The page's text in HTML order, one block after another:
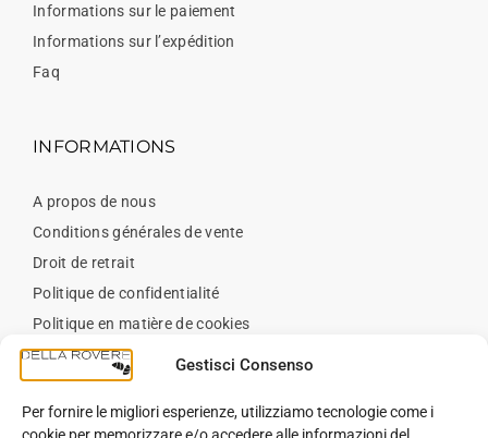
Gestisci Consenso
Per fornire le migliori esperienze, utilizziamo tecnologie come i
Informations sur le paiement
Informations sur l’expédition
Faq
INFORMATIONS
A propos de nous
Conditions générales de vente
Droit de retrait
Politique de confidentialité
Politique en matière de cookies
Contact
BLOG